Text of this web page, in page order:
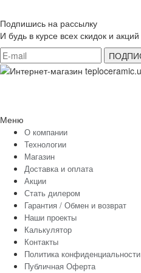
Подпишись на рассылку
И будь в курсе всех скидок и акций
Меню
О компании
Технологии
Магазин
Доставка и оплата
Акции
Стать дилером
Гарантия / Обмен и возврат
Наши проекты
Калькулятор
Контакты
Политика конфиденциальности
Публичная Оферта